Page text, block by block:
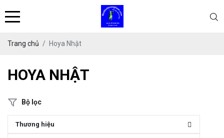
Trang chủ Hoya Nhật
HOYA NHẬT
Bộ lọc
Thương hiệu